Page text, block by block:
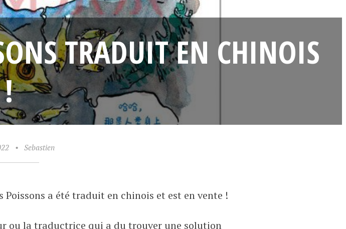
TRADUIT EN CHINOIS
!
• Sebastien
a été traduit en chinois et est en vente !
ou la traductrice qui a du trouver une solution